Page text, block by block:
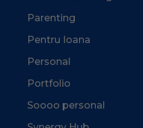
Parenting
Pentru Ioana
Personal
Portfolio
Soooo personal